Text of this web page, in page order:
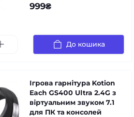
999₴
До кошика
Ігрова гарнітура Kotion
Each GS400 Ultra 2.4G з
віртуальним звуком 7.1
для ПК та консолей